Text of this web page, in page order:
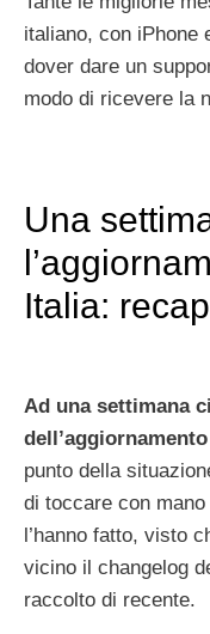
italiano, con iPhone
dover dare un
modo di ricevere la
Una
Italia:
Ad una settimana
punto della
di toccare con
l’hanno fatto, visto
vicino il changelog
raccolto di recente.